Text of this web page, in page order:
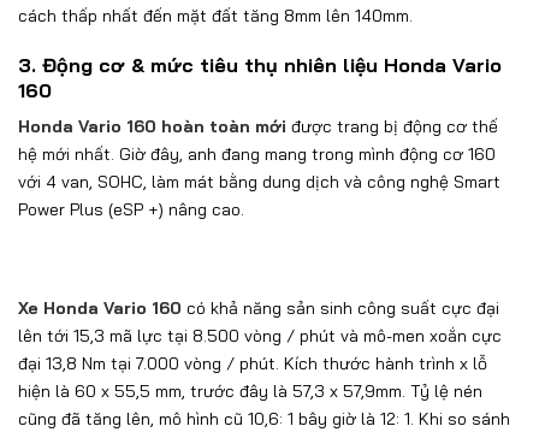
cách thấp nhất đến mặt đất tăng 8mm lên 140mm.
3. Động cơ & mức tiêu thụ nhiên liệu Honda Vario
160
Honda Vario 160 hoàn toàn mới được trang bị động cơ thế
hệ mới nhất. Giờ đây, anh đang mang trong mình động cơ 160
với 4 van, SOHC, làm mát bằng dung dịch và công nghệ Smart
Power Plus (eSP +) nâng cao.
Xe Honda Vario 160 có khả năng sản sinh công suất cực đại
lên tới 15,3 mã lực tại 8.500 vòng / phút và mô-men xoắn cực
đại 13,8 Nm tại 7.000 vòng / phút. Kích thước hành trình x lỗ
hiện là 60 x 55,5 mm, trước đây là 57,3 x 57,9mm. Tỷ lệ nén
cũng đã tăng lên, mô hình cũ 10,6: 1 bây giờ là 12: 1. Khi so sánh